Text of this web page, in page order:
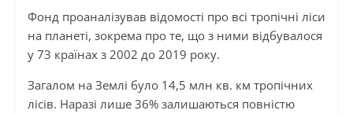
Фонд проаналізував відомості про всі тропічні ліси
на планеті, зокрема про те, що з ними відбувалося
у 73 країнах з 2002 до 2019 року.
Загалом на Землі було 14,5 млн кв. км тропічних
лісів. Наразі лише 36% залишаються повністю